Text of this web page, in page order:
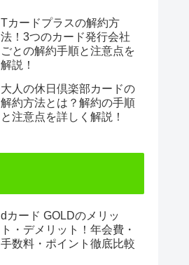
Tカードプラスの解約方
法！3つのカード発行会社
ごとの解約手順と注意点を
解説！
大人の休日倶楽部カードの
解約方法とは？解約の手順
と注意点を詳しく解説！
dカード GOLDのメリッ
ト・デメリット！年会費・
手数料・ポイント徹底比較